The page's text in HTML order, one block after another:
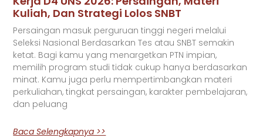
Kuliah, Dan Strategi Lolos SNBT
Persaingan masuk perguruan tinggi negeri melalui
Seleksi Nasional Berdasarkan Tes atau SNBT semakin
ketat. Bagi kamu yang menargetkan PTN impian,
memilih program studi tidak cukup hanya berdasarkan
minat. Kamu juga perlu mempertimbangkan materi
perkuliahan, tingkat persaingan, karakter pembelajaran,
dan peluang
Baca Selengkapnya >>